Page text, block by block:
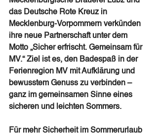
das Deutsche Rote Kreuz in
Mecklenburg-Vorpommern verkünden
ihre neue Partnerschaft unter dem
Motto „Sicher erfrischt. Gemeinsam für
MV.“ Ziel ist es, den Badespaß in der
Ferienregion MV mit Aufklärung und
bewusstem Genuss zu verbinden –
ganz im gemeinsamen Sinne eines
sicheren und leichten Sommers.
Für mehr Sicherheit im Sommerurlaub